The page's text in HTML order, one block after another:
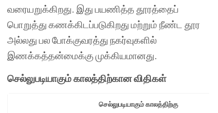
வரையறுக்கிறது. இது பயணித்த தூரத்தைப்
பொறுத்து கணக்கிடப்படுகிறது மற்றும் நீண்ட தூர
அல்லது பல போக்குவரத்து நகர்வுகளில்
இணக்கத்தன்மைக்கு முக்கியமானது.
செல்லுபடியாகும் காலத்திற்கான விதிகள்
செல்லுபடியாகும் காலத்திற்கு